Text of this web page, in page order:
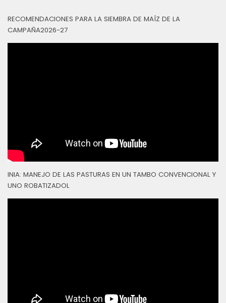
RECOMENDACIONES PARA LA SIEMBRA DE MAÍZ DE LA
CAMPAÑA2026-27
INIA: MANEJO DE LAS PASTURAS EN UN TAMBO CONVENCIONAL Y
UNO ROBATIZADOL